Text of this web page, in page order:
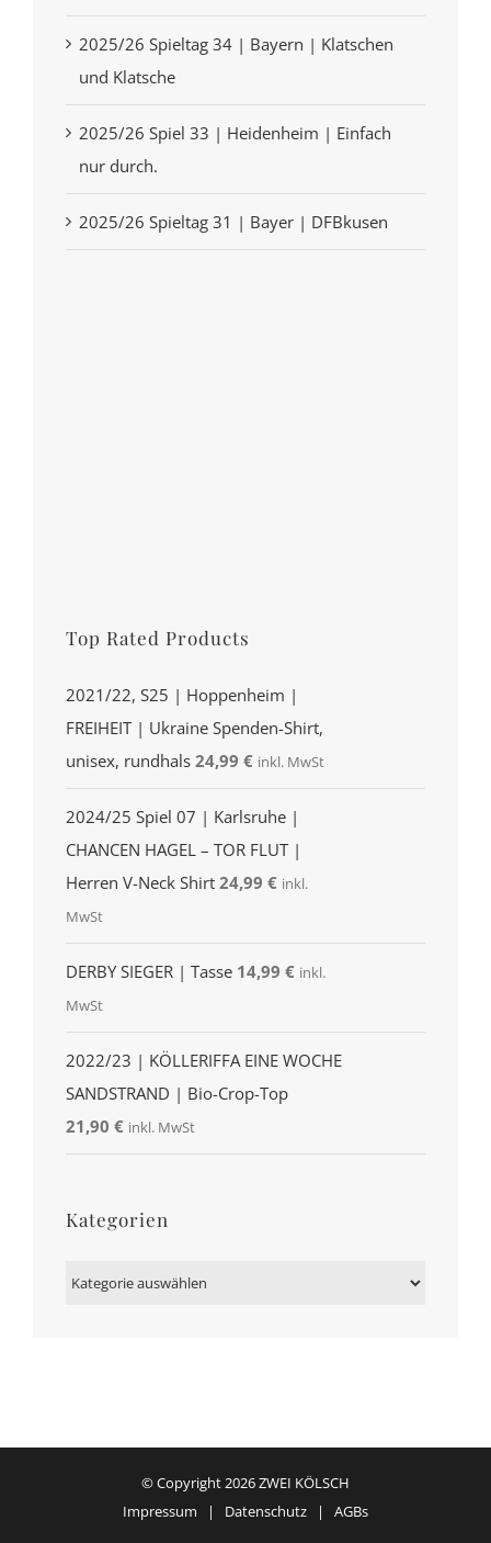
2025/26 Spieltag 34 | Bayern | Klatschen
und Klatsche
2025/26 Spiel 33 | Heidenheim | Einfach
nur durch.
2025/26 Spieltag 31 | Bayer | DFBkusen
Top Rated Products
2021/22, S25 | Hoppenheim |
FREIHEIT | Ukraine Spenden-Shirt,
unisex, rundhals 24,99 € inkl. MwSt
2024/25 Spiel 07 | Karlsruhe |
CHANCEN HAGEL – TOR FLUT |
Herren V-Neck Shirt 24,99 € inkl.
MwSt
DERBY SIEGER | Tasse 14,99 € inkl.
MwSt
2022/23 | KÖLLERIFFA EINE WOCHE
SANDSTRAND | Bio-Crop-Top
21,90 € inkl. MwSt
Kategorien
Kategorien
© Copyright2026 ZWEI KÖLSCH
Impressum | Datenschutz | AGBs